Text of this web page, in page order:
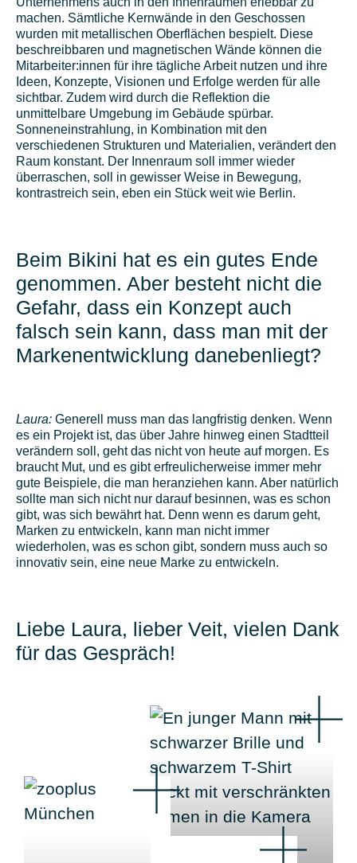
machen. Sämtliche Kernwände in den Geschossen
wurden mit metallischen Oberflächen bespielt. Diese
beschreibbaren und magnetischen Wände können die
Mitarbeiter:innen für ihre tägliche Arbeit nutzen und ihre
Ideen, Konzepte, Visionen und Erfolge werden für alle
sichtbar. Zudem wird durch die Reflektion die
unmittelbare Umgebung im Gebäude spürbar.
Sonneneinstrahlung, in Kombination mit den
verschiedenen Strukturen und Materialien, verändert den
Raum konstant. Der Innenraum soll immer wieder
überraschen, soll in gewisser Weise in Bewegung,
kontrastreich sein, eben ein Stück weit wie Berlin.
Beim Bikini hat es ein gutes Ende
genommen. Aber besteht nicht die
Gefahr, dass ein Konzept auch
falsch sein kann, dass man mit der
Markenentwicklung danebenliegt?
Laura: Generell muss man das langfristig denken. Wenn
es ein Projekt ist, das über Jahre hinweg einen Stadtteil
verändern soll, geht das nicht von heute auf morgen. Es
braucht Mut, und es gibt erfreulicherweise immer mehr
gute Beispiele, die man heranziehen kann. Aber natürlich
sollte man sich nicht nur darauf besinnen, was es schon
gibt, was sich bewährt hat. Denn wenn es darum geht,
Marken zu entwickeln, kann man nicht immer
wiederholen, was es schon gibt, sondern muss auch so
innovativ sein, eine neue Marke zu entwickeln.
Liebe Laura, lieber Veit, vielen Dank
für das Gespräch!